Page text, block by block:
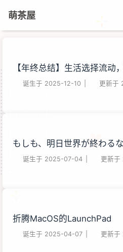
萌茶屋
【年终总结】生活选择流动
诞生于 2025-12-10 更新于
もしも、明日世界が終わる
诞生于 2025-07-04 更新于
折腾MacOS的LaunchPad
诞生于 2025-04-07 更新于